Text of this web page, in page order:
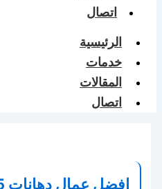
اتصال
الرئيسية
خدمات
المقالات
اتصال
افضل عمال دهانات 0507240005